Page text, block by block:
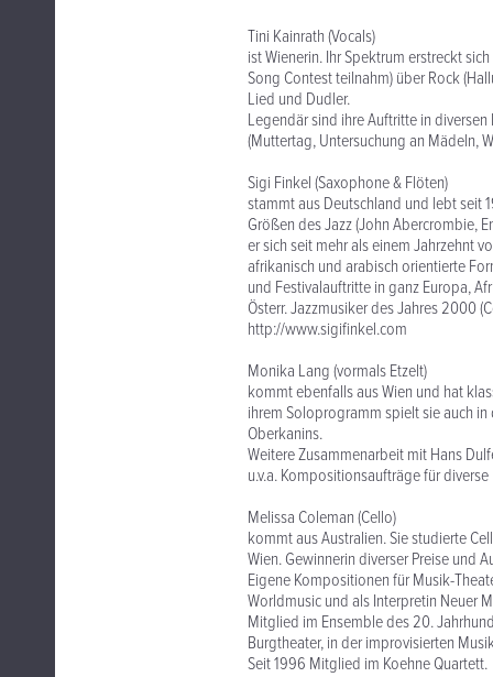
Tini Kainrath (Vocals)
ist Wienerin. Ihr Spektrum erstreckt
Song Contest teilnahm) über Rock
Lied und Dudler.
Legendär sind ihre Auftritte in
(Muttertag, Untersuchung an Mädeln,
Sigi Finkel (Saxophone & Flöten)
stammt aus Deutschland und lebt seit
Größen des Jazz (John Abercrombie,
er sich seit mehr als einem Jahrzehnt
afrikanisch und arabisch orientierte
und Festivalauftritte in ganz Europa,
Österr. Jazzmusiker des Jahres 2000
http://www.sigifinkel.com
Monika Lang (vormals Etzelt)
kommt ebenfalls aus Wien und hat
ihrem Soloprogramm spielt sie auch
Oberkanins.
Weitere Zusammenarbeit mit Hans
u.v.a. Kompositionsaufträge für
Melissa Coleman (Cello)
kommt aus Australien. Sie studierte
Wien. Gewinnerin diverser Preise und
Eigene Kompositionen für Musik-
Worldmusic und als Interpretin Neuer
Mitglied im Ensemble des 20.
Burgtheater, in der improvisierten
Seit 1996 Mitglied im Koehne Quartett.